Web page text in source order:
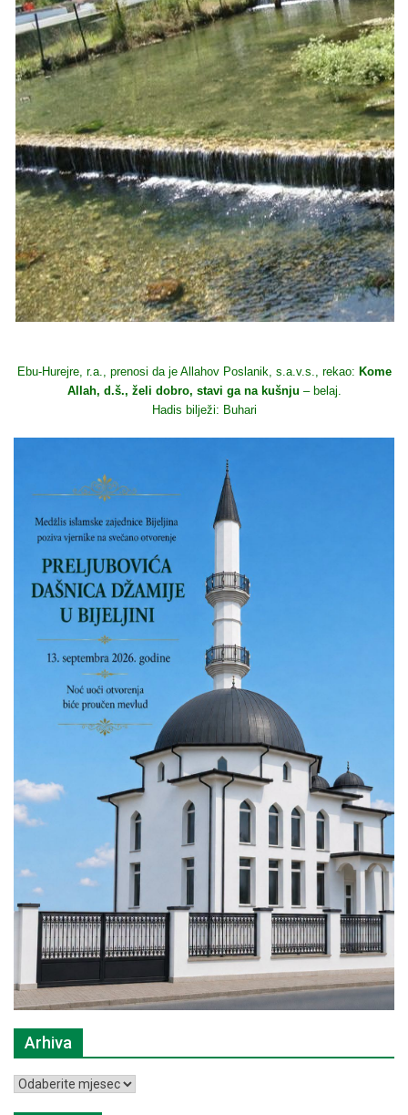
Ebu-Hurejre, r.a., prenosi da je Allahov Poslanik, s.a.v.s., rekao: Kome
Allah, d.š., želi dobro, stavi ga na kušnju – belaj.
Hadis bilježi: Buhari
Arhiva
Arhiva